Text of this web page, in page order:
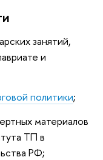
занятий,
и
политики;
материалов
ТП в
РФ;